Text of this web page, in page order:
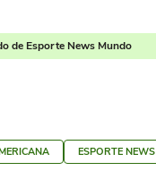
de Esporte News Mundo
ESPORTE